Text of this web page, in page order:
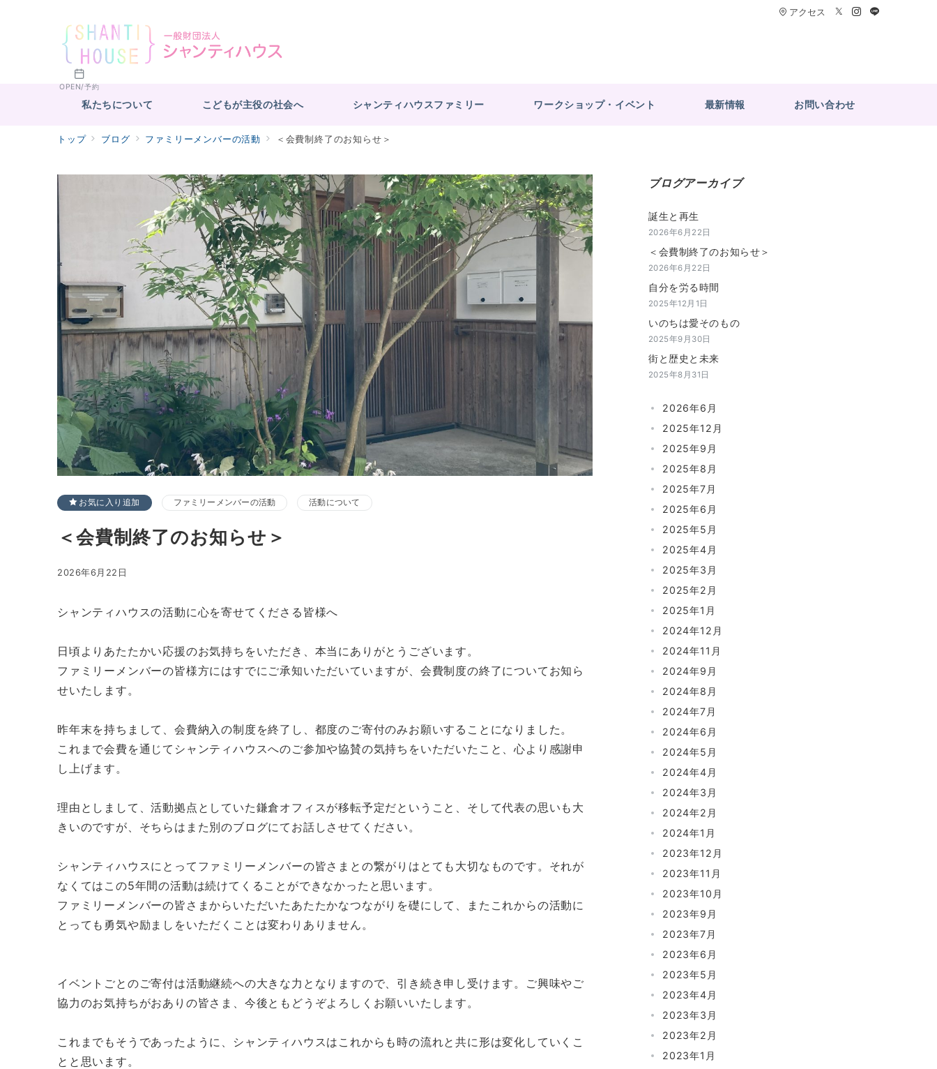
アクセス
OPEN/予約
私たちについて こどもが主役の社会へ シャンティハウスファミリー ワークショップ・イベント 最新情報 お問い合わせ
トップ ブログ ファミリーメンバーの活動 ＜会費制終了のお知らせ＞
お気に入り追加 ファミリーメンバーの活動 活動について
＜会費制終了のお知らせ＞
2026年6月22日
シャンティハウスの活動に心を寄せてくださる皆様へ
日頃よりあたたかい応援のお気持ちをいただき、本当にありがとうございます。
ファミリーメンバーの皆様方にはすでにご承知いただいていますが、会費制度の終了についてお知ら
せいたします。
昨年末を持ちまして、会費納入の制度を終了し、都度のご寄付のみお願いすることになりました。
これまで会費を通じてシャンティハウスへのご参加や協賛の気持ちをいただいたこと、心より感謝申
し上げます。
理由としまして、活動拠点としていた鎌倉オフィスが移転予定だということ、そして代表の思いも大
きいのですが、そちらはまた別のブログにてお話しさせてください。
シャンティハウスにとってファミリーメンバーの皆さまとの繋がりはとても大切なものです。それが
なくてはこの5年間の活動は続けてくることができなかったと思います。
ファミリーメンバーの皆さまからいただいたあたたかなつながりを礎にして、またこれからの活動に
とっても勇気や励ましをいただくことは変わりありません。
イベントごとのご寄付は活動継続への大きな力となりますので、引き続き申し受けます。ご興味やご
協力のお気持ちがおありの皆さま、今後ともどうぞよろしくお願いいたします。
これまでもそうであったように、シャンティハウスはこれからも時の流れと共に形は変化していくこ
とと思います。
ブログアーカイブ
誕生と再生
2026年6月22日
＜会費制終了のお知らせ＞
2026年6月22日
自分を労る時間
2025年12月1日
いのちは愛そのもの
2025年9月30日
街と歴史と未来
2025年8月31日
2026年6月
2025年12月
2025年9月
2025年8月
2025年7月
2025年6月
2025年5月
2025年4月
2025年3月
2025年2月
2025年1月
2024年12月
2024年11月
2024年9月
2024年8月
2024年7月
2024年6月
2024年5月
2024年4月
2024年3月
2024年2月
2024年1月
2023年12月
2023年11月
2023年10月
2023年9月
2023年7月
2023年6月
2023年5月
2023年4月
2023年3月
2023年2月
2023年1月